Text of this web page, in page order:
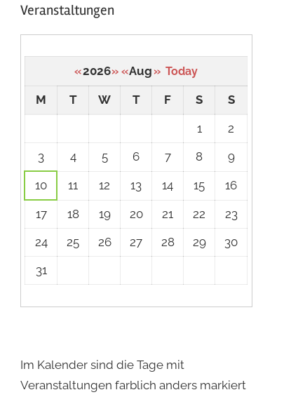
Veranstaltungen
calendar
events
«2026» «Aug » Today
M T W T F S S
1
2
3
4 5 6 7 8 9
10 11 12 13 14 15 16
17 18 19 20 21 22
23
24
25 26 27 28 29
30
31
Im Kalender sind die Tage mit
Veranstaltungen farblich anders markiert